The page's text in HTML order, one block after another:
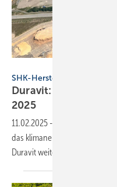
SHK-Hersteller bauen
Duravit:
2025
11.02.2025 -
das klimaneutrale
Duravit weiter an der